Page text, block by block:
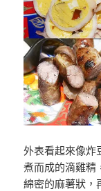
外表看起來像炸
煮而成的滴雞精
綿密的麻薯狀，